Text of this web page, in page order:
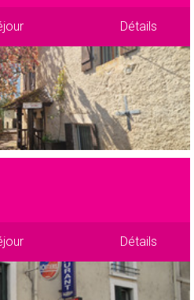
Détails
Détails